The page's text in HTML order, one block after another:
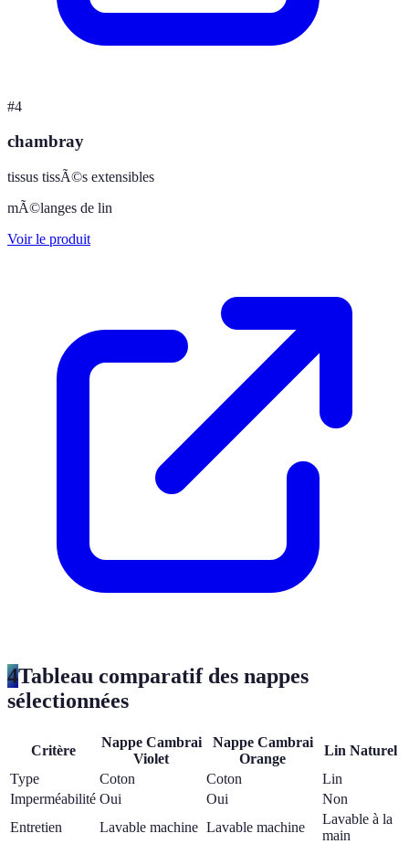
#4
chambray
tissus tissÃ©s extensibles
mÃ©langes de lin
Voir le produit
4Tableau comparatif des nappes
sélectionnées
Critère
Nappe Cambrai
Violet
Nappe Cambrai
Orange
Lin Naturel
Type
Coton Coton
Lin
Imperméabilité Oui Oui
Non
Entretien
Lavable machine Lavable machine
Lavable à la
main